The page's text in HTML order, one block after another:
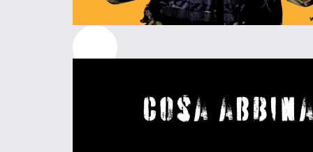
Cosa